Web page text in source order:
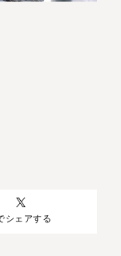
シェアする